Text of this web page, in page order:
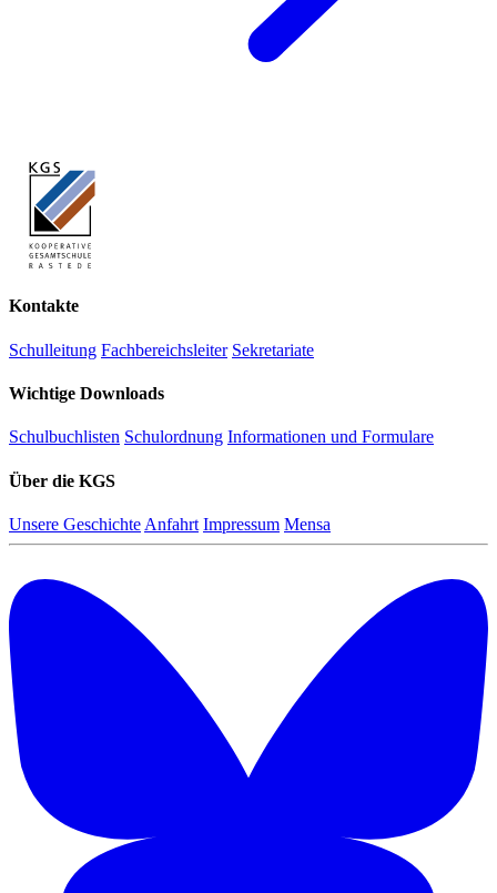
Kontakte
Schulleitung Fachbereichsleiter Sekretariate
Wichtige Downloads
Schulbuchlisten Schulordnung Informationen und Formulare
Über die KGS
Unsere Geschichte Anfahrt Impressum Mensa